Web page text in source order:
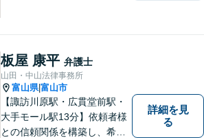
抱える前に、私と一緒に最善
策がないか考えてみません
か？【複数弁護士在籍】
板屋 康平 弁護士
山田・中山法律事務所
富山県|富山市
【諏訪川原駅・広貫堂前駅・
大手モール駅13分】依頼者様
との信頼関係を構築し、希望
詳細を見
る